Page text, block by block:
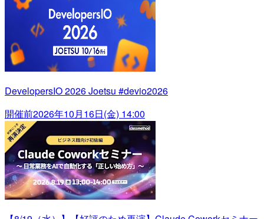
DevelopersIO 2026 Joetsu #devio2026
開催前2026年10月16日(金) 14:00